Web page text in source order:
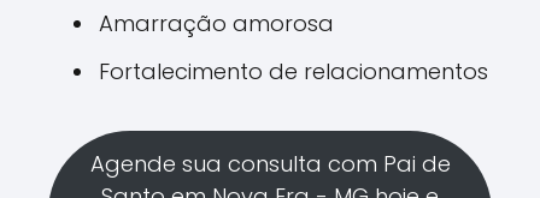
Amarração amorosa
Fortalecimento de relacionamentos
Agende sua consulta com Pai de